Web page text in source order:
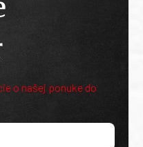
o našej ponuke do